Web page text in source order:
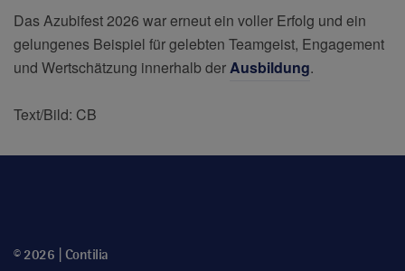
Das Azubifest 2026 war erneut ein voller Erfolg und ein
gelungenes Beispiel für gelebten Teamgeist, Engagement
und Wertschätzung innerhalb derAusbildung.
Text/Bild: CB
© 2026 | Contilia